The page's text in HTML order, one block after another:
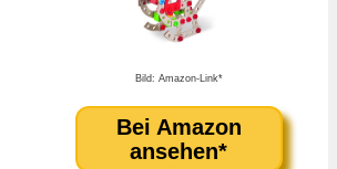
Bild: Amazon-Link*
Bei Amazon
ansehen*